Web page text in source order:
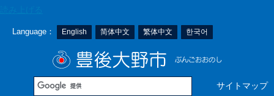
Language： English 简体中文 繁体中文 한국어
サイトマップ